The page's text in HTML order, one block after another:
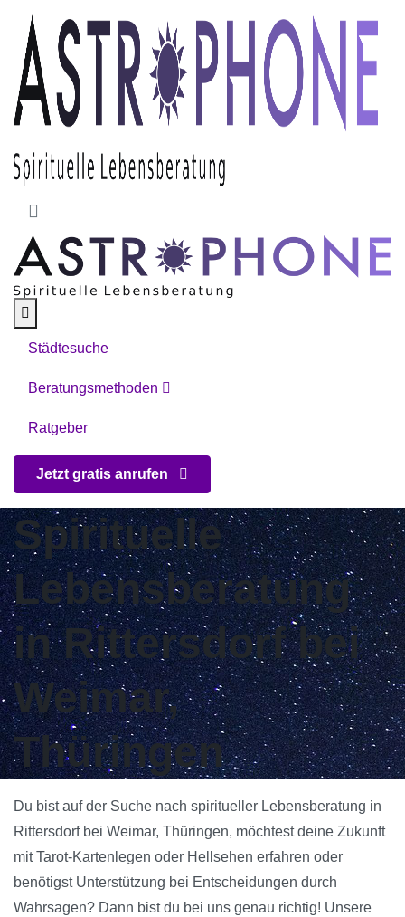
Skip to main content
Städtesuche
Beratungsmethoden
Ratgeber
Jetzt gratis anrufen
Spirituelle
Lebensberatung
in Rittersdorf bei
Weimar,
Thüringen
Du bist auf der Suche nach spiritueller Lebensberatung in
Rittersdorf bei Weimar, Thüringen, möchtest deine Zukunft
mit Tarot-Kartenlegen oder Hellsehen erfahren oder
benötigst Unterstützung bei Entscheidungen durch
Wahrsagen? Dann bist du bei uns genau richtig! Unsere